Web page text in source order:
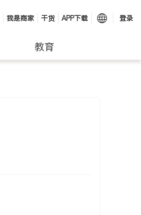
我是商家 干货 APP下载 登录
教育